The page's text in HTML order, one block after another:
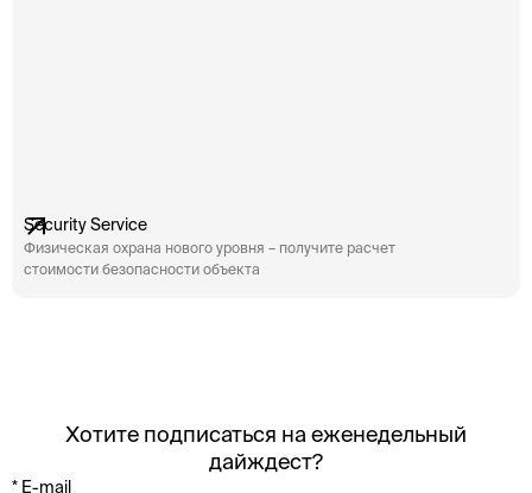
Security Service
Физическая охрана нового уровня – получите расчет
стоимости безопасности объекта
Хотите подписаться на еженедельный
дайждест?